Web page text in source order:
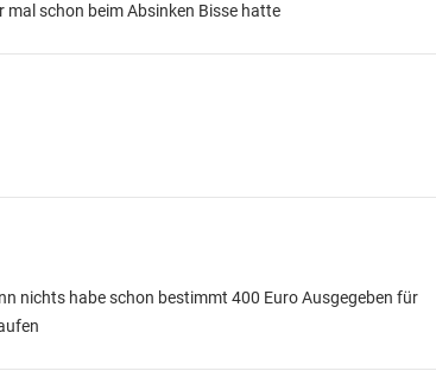
mal schon beim Absinken Bisse hatte
nichts habe schon bestimmt 400 Euro Ausgegeben für